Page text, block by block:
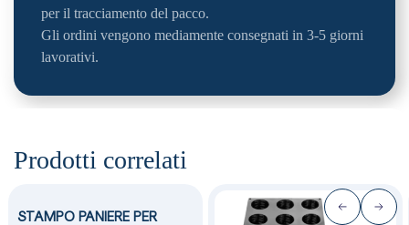
per il tracciamento del pacco.
Gli ordini vengono mediamente consegnati in 3-5 giorni
lavorativi.
Prodotti correlati
STAMPO PANIERE PER